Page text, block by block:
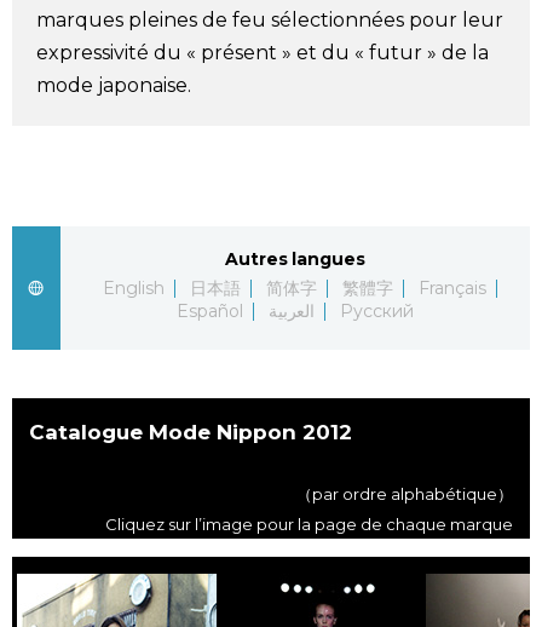
Le japonais
Chroniques
Vidéos
Tokyo
marques pleines de feu sélectionnées pour leur
expressivité du « présent » et du « futur » de la
mode japonaise.
Autres langues
English
日本語 简体字 繁體字
Français
Español
العربية Русский
Catalogue Mode Nippon 2012
（par ordre alphabétique）
Cliquez sur l’image pour la page de chaque marque